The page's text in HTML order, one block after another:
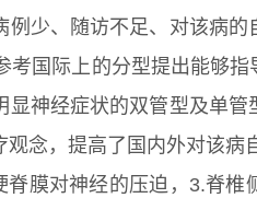
例少、随访不足、对该病
考国际上的分型提出能够
显神经症状的双管型及单
观念，提高了国内外对该
膜对神经的压迫，3.脊椎